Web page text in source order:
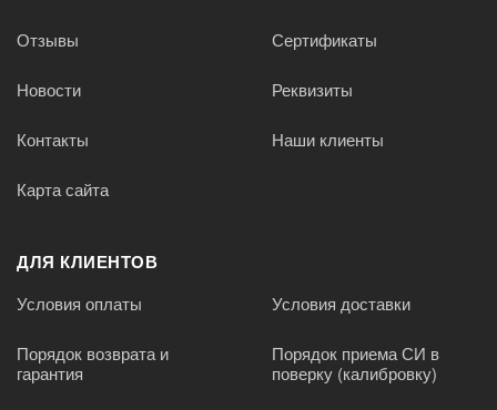
Отзывы Сертификаты
Новости Реквизиты
Контакты Наши клиенты
Карта сайта
ДЛЯ КЛИЕНТОВ
Условия оплаты Условия доставки
Порядок возврата и
гарантия
Порядок приема СИ в
поверку (калибровку)